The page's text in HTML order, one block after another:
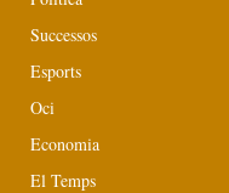
Successos
Esports
Oci
Economia
El Temps